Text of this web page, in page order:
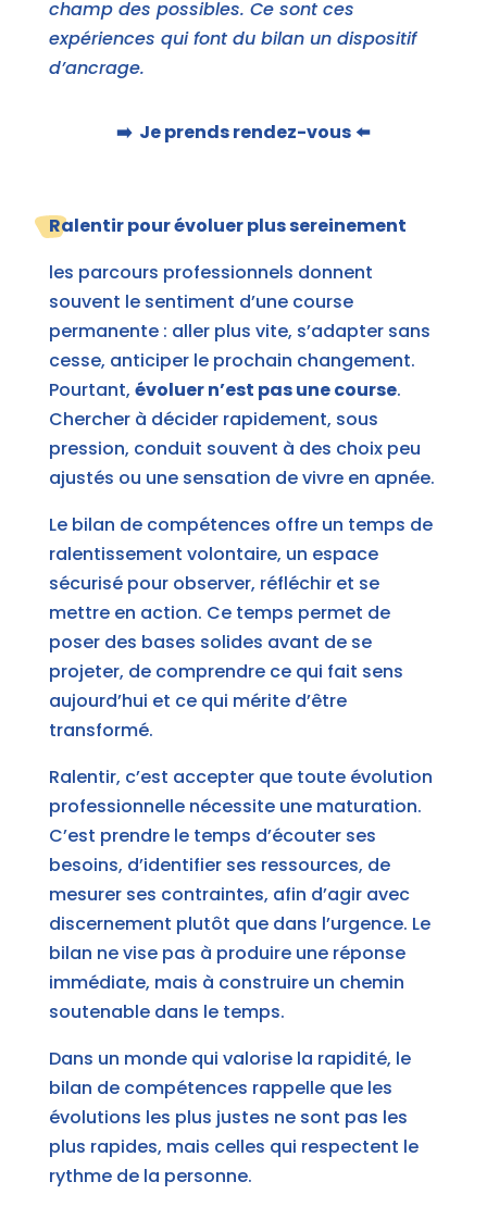
champ des possibles. Ce sont ces
expériences qui font du bilan un dispositif
d’ancrage.
➡️ Je prends rendez-vous⬅️
Ralentir pour évoluer plus sereinement
les parcours professionnels donnent
souvent le sentiment d’une course
permanente : aller plus vite, s’adapter sans
cesse, anticiper le prochain changement.
Pourtant, évoluer n’est pas une course.
Chercher à décider rapidement, sous
pression, conduit souvent à des choix peu
ajustés ou une sensation de vivre en apnée.
Le bilan de compétences offre un temps de
ralentissement volontaire, un espace
sécurisé pour observer, réfléchir et se
mettre en action. Ce temps permet de
poser des bases solides avant de se
projeter, de comprendre ce qui fait sens
aujourd’hui et ce qui mérite d’être
transformé.
Ralentir, c’est accepter que toute évolution
professionnelle nécessite une maturation.
C’est prendre le temps d’écouter ses
besoins, d’identifier ses ressources, de
mesurer ses contraintes, afin d’agir avec
discernement plutôt que dans l’urgence. Le
bilan ne vise pas à produire une réponse
immédiate, mais à construire un chemin
soutenable dans le temps.
Dans un monde qui valorise la rapidité, le
bilan de compétences rappelle que les
évolutions les plus justes ne sont pas les
plus rapides, mais celles qui respectent le
rythme de la personne.